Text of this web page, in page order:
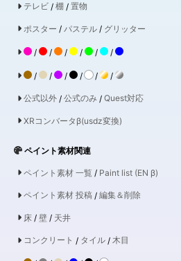
テレビ / 棚 / 置物
ポスター / パステル / グリッター
/ / / / / /
/ / / / / /
公式以外 / 公式のみ / Quest対応
XRコンバータβ(usdz変換)
ペイント素材関連
ペイント素材 一覧 / Paint list (EN β)
ペイント素材 投稿 / 編集＆削除
床 / 壁 / 天井
コンクリート / タイル / 木目